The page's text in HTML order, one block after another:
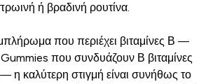
ή βραδινή ρουτίνα.
που περιέχει βιταμίνες Β —
που συνδυάζουν Β βιταμίνες
η καλύτερη στιγμή είναι συνήθως το